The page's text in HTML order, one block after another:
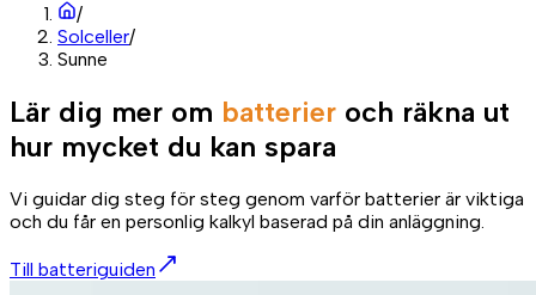
/
Solceller/
Sunne
Lär dig mer om batterier och räkna ut
hur mycket du kan spara
Vi guidar dig steg för steg genom varför batterier är viktiga
och du får en personlig kalkyl baserad på din anläggning.
Till batteriguiden